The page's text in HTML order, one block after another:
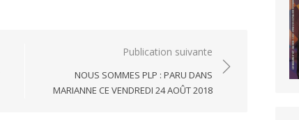
Publication suivante
NOUS SOMMES PLP : PARU DANS
MARIANNE CE VENDREDI 24 AOÛT 2018